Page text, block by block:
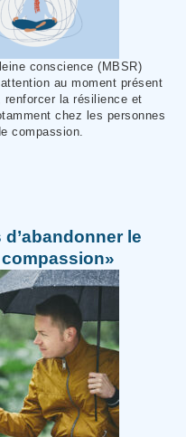
conscience (MBSR)
au moment présent
la résilience et
chez les personnes
compassion.
le